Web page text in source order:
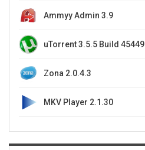
Ammyy Admin 3.9
uTorrent 3.5.5 Build 45449
Zona 2.0.4.3
MKV Player 2.1.30